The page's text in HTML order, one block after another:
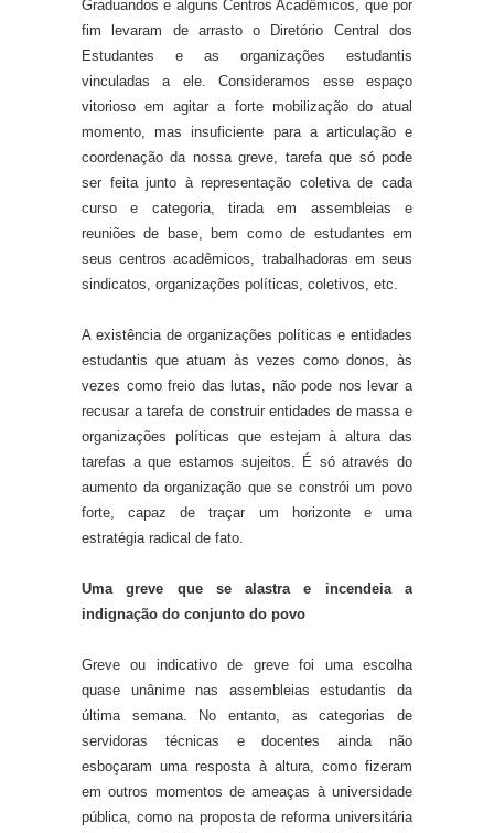
Graduandos e alguns Centros Acadêmicos, que por
fim levaram de arrasto o Diretório Central dos
Estudantes e as organizações estudantis
vinculadas a ele. Consideramos esse espaço
vitorioso em agitar a forte mobilização do atual
momento, mas insuficiente para a articulação e
coordenação da nossa greve, tarefa que só pode
ser feita junto à representação coletiva de cada
curso e categoria, tirada em assembleias e
reuniões de base, bem como de estudantes em
seus centros acadêmicos, trabalhadoras em seus
sindicatos, organizações políticas, coletivos, etc.
A existência de organizações políticas e entidades
estudantis que atuam às vezes como donos, às
vezes como freio das lutas, não pode nos levar a
recusar a tarefa de construir entidades de massa e
organizações políticas que estejam à altura das
tarefas a que estamos sujeitos. É só através do
aumento da organização que se constrói um povo
forte, capaz de traçar um horizonte e uma
estratégia radical de fato.
Uma greve que sealastrae incendeia a
indignação do conjunto do povo
Greve ou indicativo de greve foi uma escolha
quase unânime nas assembleias estudantis da
última semana. No entanto, as categorias de
servidoras técnicas e docentes ainda não
esboçaram uma resposta à altura, como fizeram
em outros momentos de ameaças à universidade
pública, como na proposta de reforma universitária